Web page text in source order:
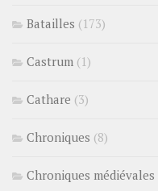
Batailles (173)
Castrum (1)
Cathare (3)
Chroniques (8)
Chroniques médiévales